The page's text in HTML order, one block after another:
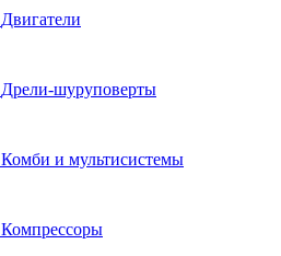
Двигатели
Дрели-шуруповерты
Комби и мультисистемы
Компрессоры